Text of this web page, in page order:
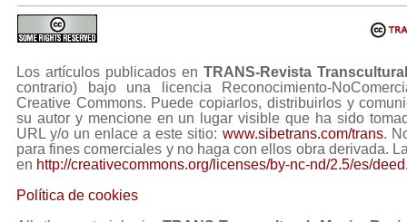
Los artículos publicados enTRANS-Revista
contrario) bajo una licencia Reconocimiento-
Creative Commons. Puede copiarlos, distribuirlos y
su autor y mencione en un lugar visible que ha sido
URL y/o un enlace a este sitio: www.sibetrans.com/trans.
para fines comerciales y no haga con ellos obra derivada.
en http://creativecommons.org/licenses/by-nc-nd/2.5/es/
Política de cookies